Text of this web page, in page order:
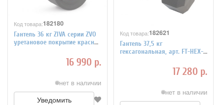
Код товара:182180
Гантель 36 кг ZIVA серии ZVO
уретановое покрытие красная
16 990 р.
нет в наличии
Уведомить
Код товара:182621
Гантель 37,5 кг
гексагональная, арт. FT-HEX-
17 280 р.
нет в наличии